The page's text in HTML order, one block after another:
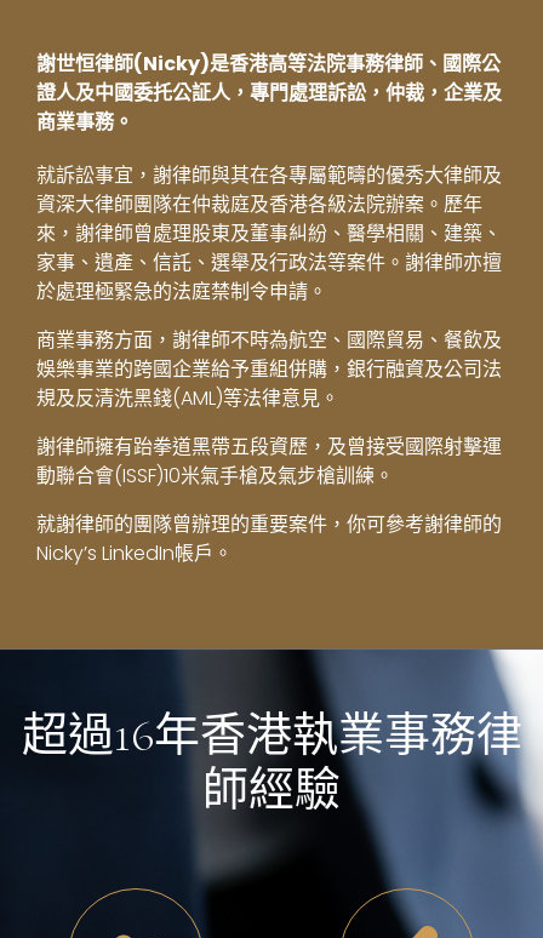
謝世恒律師(Nicky)是香港高等法院事務律師、國際公
證人及中國委托公証人，專門處理訴訟，仲裁，企業及
商業事務。
就訴訟事宜，謝律師與其在各專屬範疇的優秀大律師及
資深大律師團隊在仲裁庭及香港各級法院辦案。歷年
來，謝律師曾處理股東及董事糾紛、醫學相關、建築、
家事、遺產、信託、選舉及行政法等案件。謝律師亦擅
於處理極緊急的法庭禁制令申請。
商業事務方面，謝律師不時為航空、國際貿易、餐飲及
娛樂事業的跨國企業給予重組併購，銀行融資及公司法
規及反清洗黑錢(AML)等法律意見。
謝律師擁有跆拳道黑帶五段資歷，及曾接受國際射擊運
動聯合會(ISSF)10米氣手槍及氣步槍訓練。
就謝律師的團隊曾辦理的重要案件，你可參考謝律師的
Nicky’s LinkedIn帳戶。
超過16年香港執業事務律
師經驗